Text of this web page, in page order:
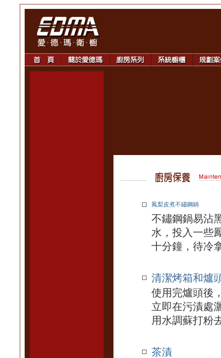
鳳梨皮煮不鏽鋼鍋
不鏽鋼鍋易沾
水，投入一些
十分鐘，待冷
清潔烤箱和爐
使用完爐頭後
立即在污漬處
用水調蘇打粉
茶漬